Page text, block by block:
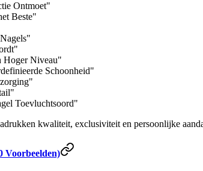
Ontmoet"
Beste"
Hoger Niveau"
Schoonheid"
Toevluchtsoord"
kwaliteit, exclusiviteit en persoonlijke
Voorbeelden)